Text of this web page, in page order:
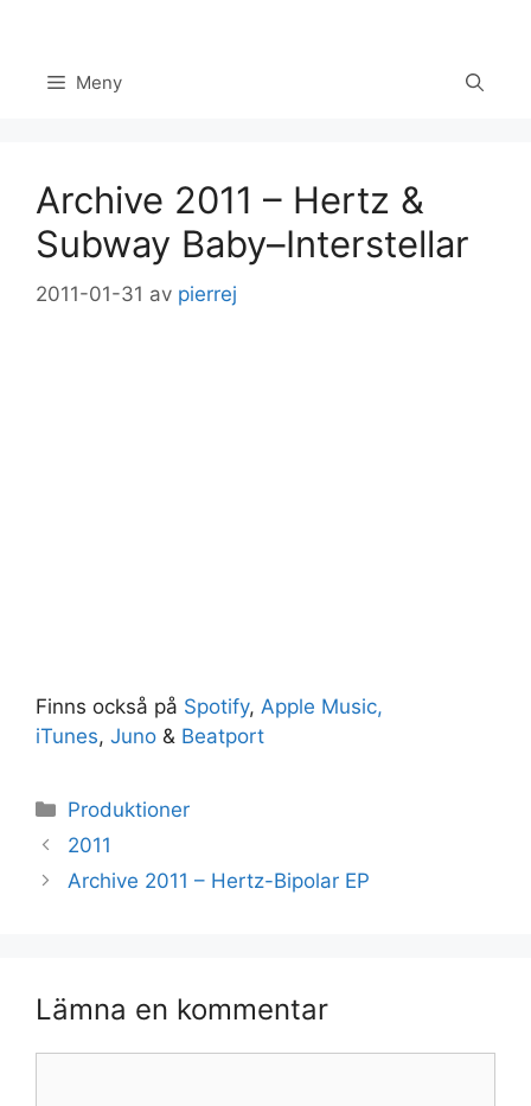
innehåll Meny
Archive 2011 – Hertz &
Subway Baby–Interstellar
2011-01-31 av pierrej
Finns också på Spotify, Apple Music,
iTunes, Juno & Beatport
Kategorier
Produktioner
2011
Archive 2011 – Hertz-Bipolar EP
Lämna en kommentar